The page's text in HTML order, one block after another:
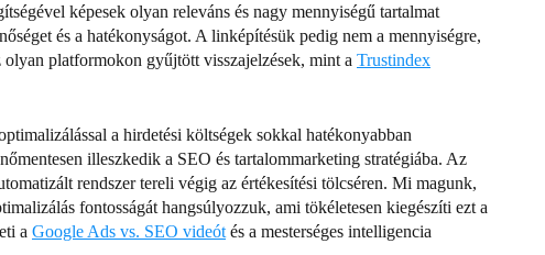
képesek olyan releváns és nagy mennyiségű tartalmat
és a hatékonyságot. A linképítésük pedig nem a mennyiségre,
olyan platformokon gyűjtött visszajelzések, mint a Trustindex
a hirdetési költségek sokkal hatékonyabban
illeszkedik a SEO és tartalommarketing stratégiába. Az
rendszer tereli végig az értékesítési tölcséren. Mi magunk,
fontosságát hangsúlyozzuk, ami tökéletesen kiegészíti ezt a
a Google Ads vs. SEO videót és a mesterséges intelligencia